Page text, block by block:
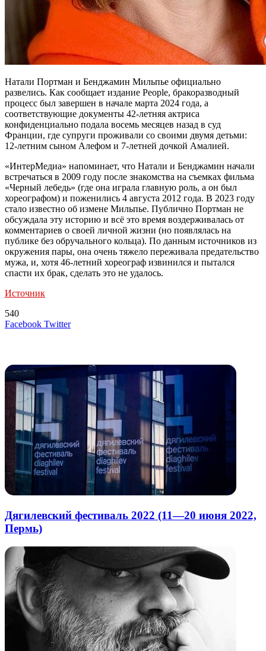
Натали Портман и Бенджамин Мильпье официально
развелись. Как сообщает издание People, бракоразводный
процесс был завершен в начале марта 2024 года, а
соответствующие документы 42-летняя актриса
конфиденциально подала восемь месяцев назад в суд
Франции, где супруги проживали со своими двумя детьми:
12-летним сыном Алефом и 7-летней дочкой Амалией.
«ИнтерМедиа» напоминает, что Натали и Бенджамин начали
встречаться в 2009 году после знакомства на съемках фильма
«Черный лебедь» (где она играла главную роль, а он был
хореографом) и поженились 4 августа 2012 года. В 2023 году
стало известно об измене Мильпье. Публично Портман не
обсуждала эту историю и всё это время воздерживалась от
комментариев о своей личной жизни (но появлялась на
публике без обручального кольца). По данным источников из
окружения пары, она очень тяжело переживала предательство
мужа, и, хотя 46-летний хореограф извинился и пытался
спасти их брак, сделать это не удалось.
Источник
540
Facebook TwitterLinkedIn
Tumblr
Reddit
Вконтакте
Одноклассники
Skype
Messenger
Messenger
WhatsApp
Telegram
Viber
Line
Поделиться
Печатать
Дягилевский фестиваль 2022 (11—20 июня 2022,
Пермь)